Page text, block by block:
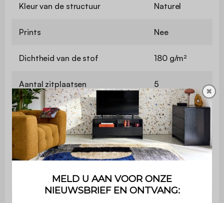
Kleur van de structuur Naturel
Prints Nee
Dichtheid van de stof 180 g/m²
Aantal zitplaatsen 5
Aantal delen 4
Dikte van de zitting 8 cm
Lengte van de tafel 110 cm
✖